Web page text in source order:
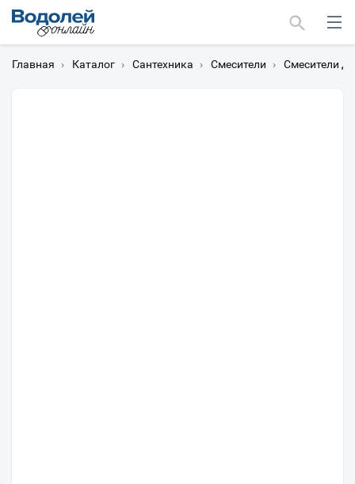
Главная › Каталог › Сантехника › Смесители › Смесители